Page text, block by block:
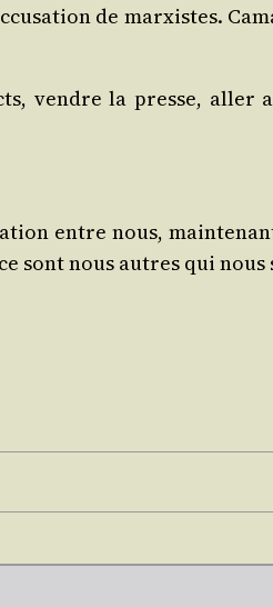
de mar­xistes.
vendre la presse,
entre nous,
sont nous autres qui